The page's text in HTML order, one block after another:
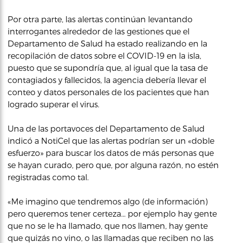
Por otra parte, las alertas continúan levantando
interrogantes alrededor de las gestiones que el
Departamento de Salud ha estado realizando en la
recopilación de datos sobre el COVID-19 en la isla,
puesto que se supondría que, al igual que la tasa de
contagiados y fallecidos, la agencia debería llevar el
conteo y datos personales de los pacientes que han
logrado superar el virus.
Una de las portavoces del Departamento de Salud
indicó a NotiCel que las alertas podrían ser un «doble
esfuerzo» para buscar los datos de más personas que
se hayan curado, pero que, por alguna razón, no estén
registradas como tal.
«Me imagino que tendremos algo (de información)
pero queremos tener certeza… por ejemplo hay gente
que no se le ha llamado, que nos llamen, hay gente
que quizás no vino, o las llamadas que reciben no las